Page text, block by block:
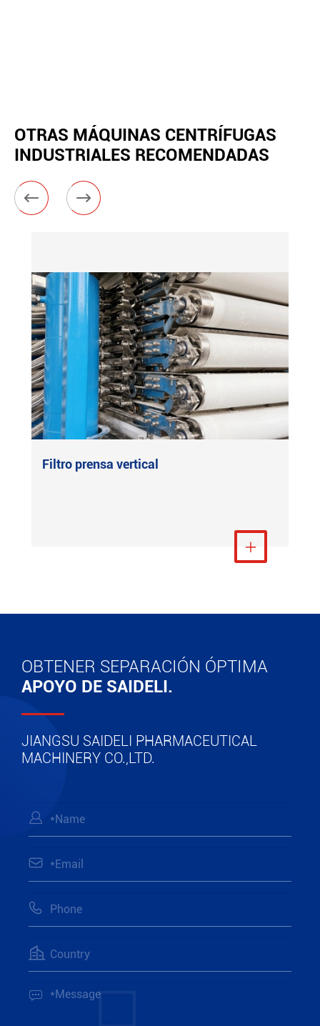
OTRAS MÁQUINAS CENTRÍFUGAS
INDUSTRIALES RECOMENDADAS
 
Filtro prensa vertical
Ver más

OBTENER SEPARACIÓN ÓPTIMA
APOYO DE SAIDELI.
JIANGSU SAIDELI PHARMACEUTICAL
MACHINERY CO.,LTD.




